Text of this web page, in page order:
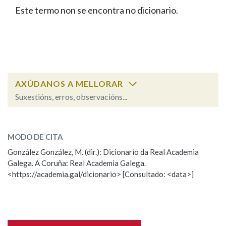
FIGURAS HOMENAXEADAS
PORTAL DAS PALABRAS
Facebook
TwitterYoutubeInstagram
Bluesky
BUSCAR NOS LEMAS
Remata por
BUSCAR NO CONTIDO
Nas definicións
Este termo non se encontra no dicionario.
AXÚDANOS A MELLORAR
Suxestións, erros, observacións...
Observación
Nome
MODO DE CITA
González González, M. (dir.): Dicionario da Real Academia
Galega. A Coruña: Real Academia Galega.
<https://academia.gal/dicionario> [Consultado: <data>]